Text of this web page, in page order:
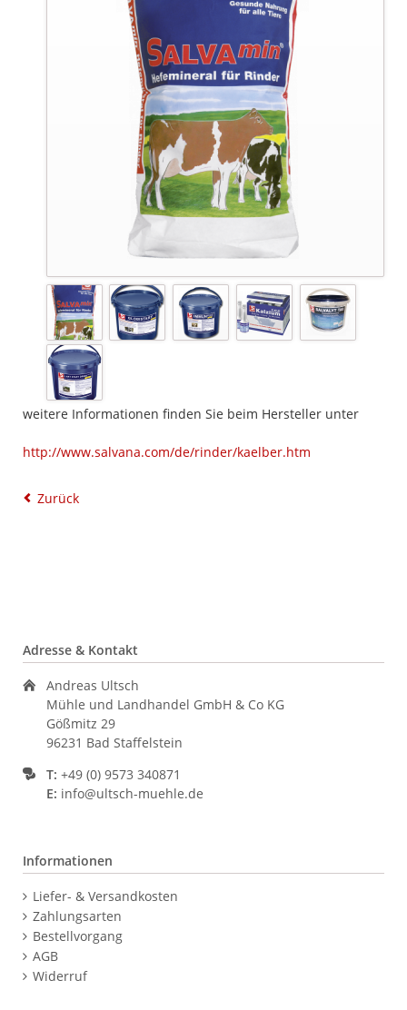
weitere Informationen finden Sie beim Hersteller unter
http://www.salvana.com/de/rinder/kaelber.htm
Zurück
Adresse & Kontakt
Andreas Ultsch
Mühle und Landhandel GmbH & Co KG
Gößmitz 29
96231 Bad Staffelstein
T: +49 (0) 9573 340871
E: info@ultsch-muehle.de
Informationen
Navigation
überspringen
Liefer- & Versandkosten
Zahlungsarten
Bestellvorgang
AGB
Widerruf